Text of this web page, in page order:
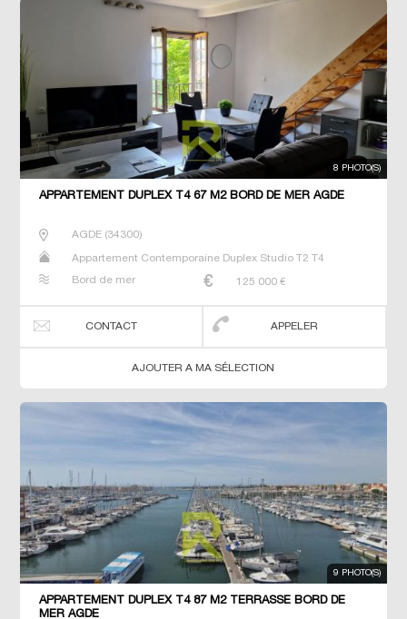
8 PHOTO(S)
APPARTEMENT DUPLEX T4 67 M2 BORD DE MER AGDE
AGDE(34300)
Appartement Contemporaine Duplex Studio T2 T4
Bord de mer 125 000 €
CONTACT APPELER
AJOUTER A MA SÉLECTION
9 PHOTO(S)
APPARTEMENT DUPLEX T4 87 M2 TERRASSE BORD DE
MER AGDE